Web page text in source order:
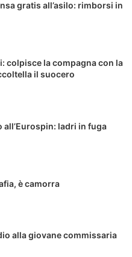
gratis all’asilo: rimborsi in
colpisce la compagna con la
il suocero
ladri in fuga
è camorra
alla giovane commissaria